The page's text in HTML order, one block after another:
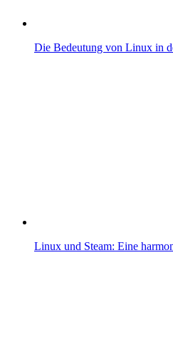
Die Bedeutung von Linux in
Linux und Steam: Eine